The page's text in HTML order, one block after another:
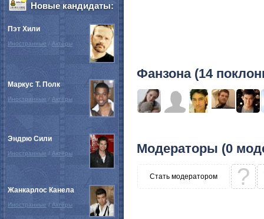
Фанзона (14
Модераторы (0
Стать модератором ?
Новые кандидаты:
Пэт Хили
Иностранные / Актёры
Маркус Т. Полк
Иностранные / Актёры
Эндрю Сили
Иностранные / Актёры
Жанкарлос Канела
Иностранные / Актёры